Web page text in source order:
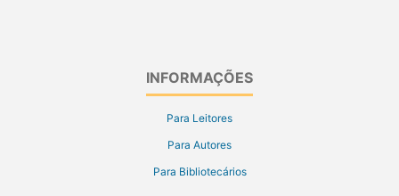
INFORMAÇÕES
Para Leitores
Para Autores
Para Bibliotecários